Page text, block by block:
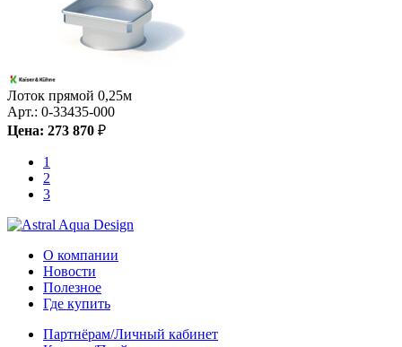
Лоток прямой 0,25м
Арт.: 0-33435-000
Цена: 273 870 ₽
1
2
3
О компании
Новости
Полезное
Где купить
Партнёрам/Личный кабинет